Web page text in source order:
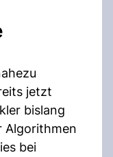
jetzt
bislang
Algorithmen
bei